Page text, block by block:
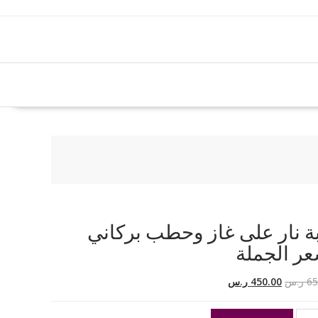
نار على غاز وحطب بركاني
الجملة
ر.س السعر
هو:
450.00 ر.سالسعر
هو: